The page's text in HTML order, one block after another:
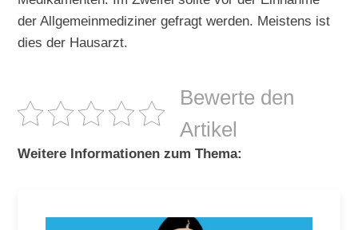
der Allgemeinmediziner gefragt werden. Meistens ist
dies der Hausarzt.
Bewerte den
Artikel
Weitere Informationen zum Thema: